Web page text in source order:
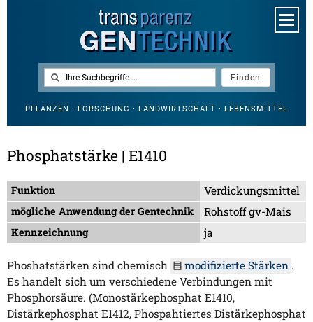
PFLANZEN · FORSCHUNG · LANDWIRTSCHAFT · LEBENSMITTEL
Phosphatstärke | E1410
Funktion Verdickungsmittel
mögliche Anwendung der Gentechnik Rohstoff gv-Mais
Kennzeichnung ja
Phoshatstärken sind chemisch modifizierte Stärken .
Es handelt sich um verschiedene Verbindungen mit
Phosphorsäure. (Monostärkephosphat E1410,
Distärkephosphat E1412, Phospahtiertes Distärkephosphat